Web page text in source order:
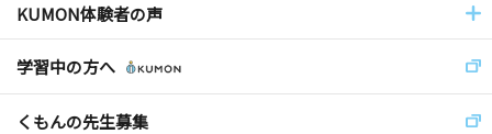
KUMON体験者の声
学習中の方へ
くもんの先生募集